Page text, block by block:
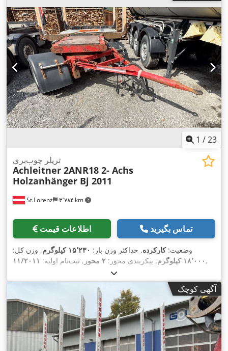
1 /23
St.Lorenz ۳٬۷۸۴ km
تریلر چوب‌بری
Achleitner 2ANR18 2- Achs
Holzanhänger Bj 2011
اطلاعات قیمت تماس بگیرید
وضعیت:کارکرده, حداکثر وزن بار: ۱۵٬۲۳۰ کیلوگرم
, وزن کل:
۱۸٬۰۰۰ کیلوگرم
, پیکربندی محور: ۲ محور , ثبت‌نام اولیه: ۱۱/۲۰۱۱ ,
آگهی کوچک